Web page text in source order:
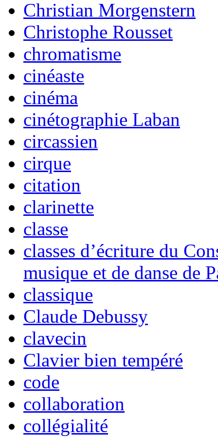
Christian Morgenstern
Christophe Rousset
chromatisme
cinéaste
cinéma
cinétographie Laban
circassien
cirque
citation
clarinette
classe
classes d’écriture du
musique et de danse de
classique
Claude Debussy
clavecin
Clavier bien tempéré
code
collaboration
collégialité